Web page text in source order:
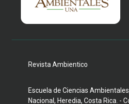
Revista Ambientico
Escuela de Ciencias
Nacional, Heredia, Costa Rica. -